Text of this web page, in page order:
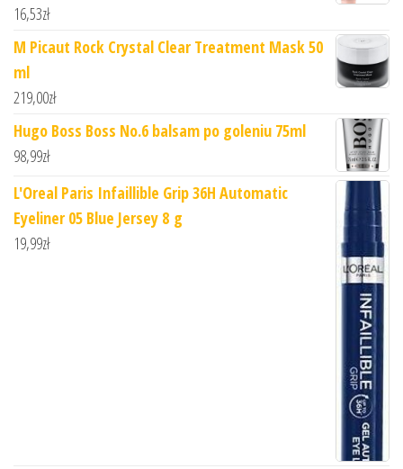
16,53zł
M Picaut Rock Crystal Clear Treatment Mask 50
ml
219,00zł
Hugo Boss Boss No.6 balsam po goleniu 75ml
98,99zł
L'Oreal Paris Infaillible Grip 36H Automatic
Eyeliner 05 Blue Jersey 8 g
19,99zł